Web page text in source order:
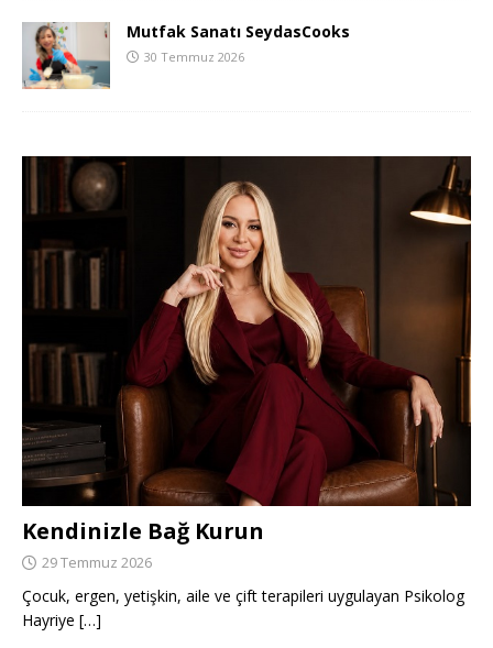
Mutfak Sanatı SeydasCooks
30 Temmuz 2026
Kendinizle Bağ Kurun
29 Temmuz 2026
Çocuk, ergen, yetişkin, aile ve çift terapileri uygulayan Psikolog
Hayriye […]